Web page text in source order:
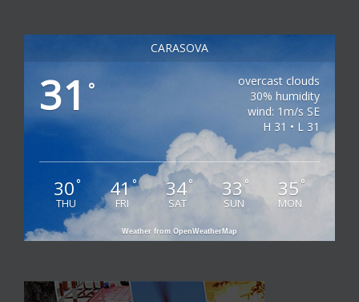
CARASOVA
31 °
overcast clouds
30% humidity
wind: 1m/s SE
H 31 • L 31
30°
THU
41°
FRI
34°
SAT
33 °
SUN
35 °
MON
Weather from OpenWeatherMap